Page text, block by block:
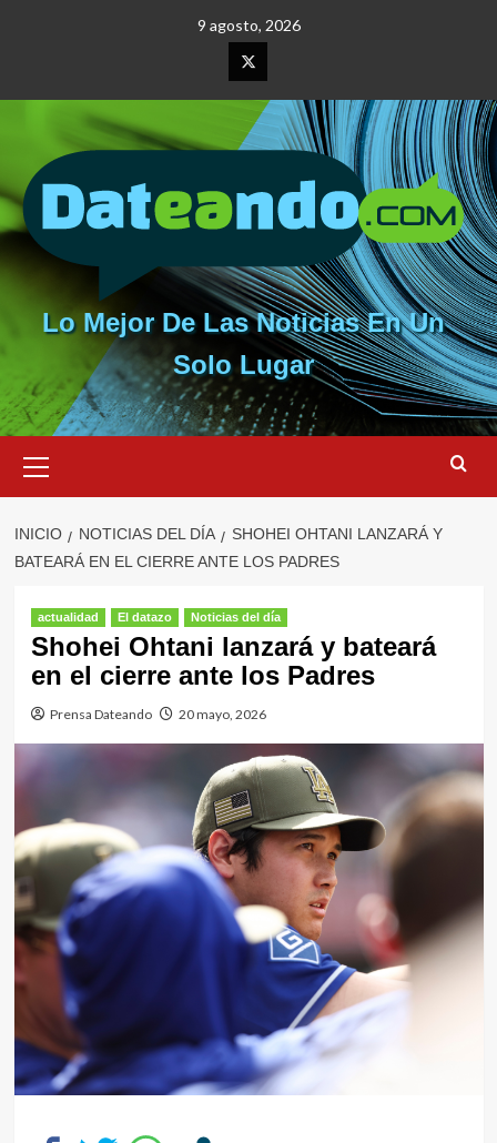
9 agosto, 2026
Elemento
del
menú
Lo Mejor De Las Noticias En Un
Solo Lugar
primario
INICIO NOTICIAS DEL DÍA
SHOHEI OHTANI LANZARÁ Y
BATEARÁ EN EL CIERRE ANTE LOS PADRES
actualidad El datazo Noticias del día
Shohei Ohtani lanzará y bateará
en el cierre ante los Padres
Prensa Dateando 20 mayo, 2026